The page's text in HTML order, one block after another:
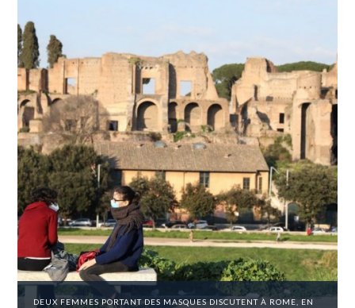
DEUX FEMMES PORTANT DES MASQUES DISCUTENT À ROME, EN